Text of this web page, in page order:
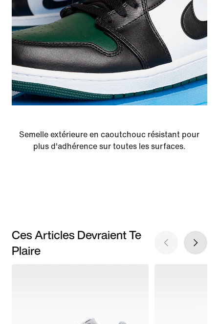
Semelle extérieure en caoutchouc résistant pour
plus d'adhérence sur toutes les surfaces.
Ces Articles Devraient Te
Plaire